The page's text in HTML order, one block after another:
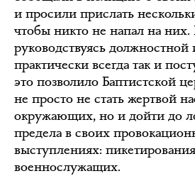
и просили прислать
чтобы никто не напал на
руководствуясь должностной
практически всегда так и
это позволило Баптистской
не просто не стать жертвой
окружающих, но и дойти до
предела в своих
выступлениях:
военнослужащих.